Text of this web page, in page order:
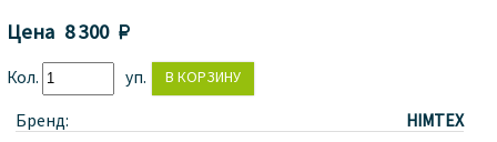
Цена 8 300 
Кол. уп.
Бренд: HIMTEX